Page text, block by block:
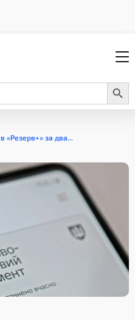
Search Button
«Резерв+» за два...